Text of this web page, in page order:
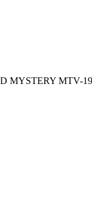
MYSTERY MTV-